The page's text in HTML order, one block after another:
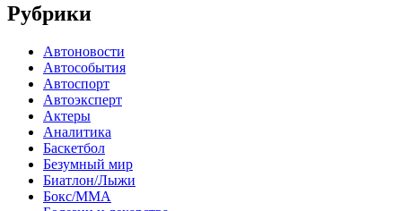
Рубрики
Автоновости
Автособытия
Автоспорт
Автоэксперт
Актеры
Аналитика
Баскетбол
Безумный мир
Биатлон/Лыжи
Бокс/MMA